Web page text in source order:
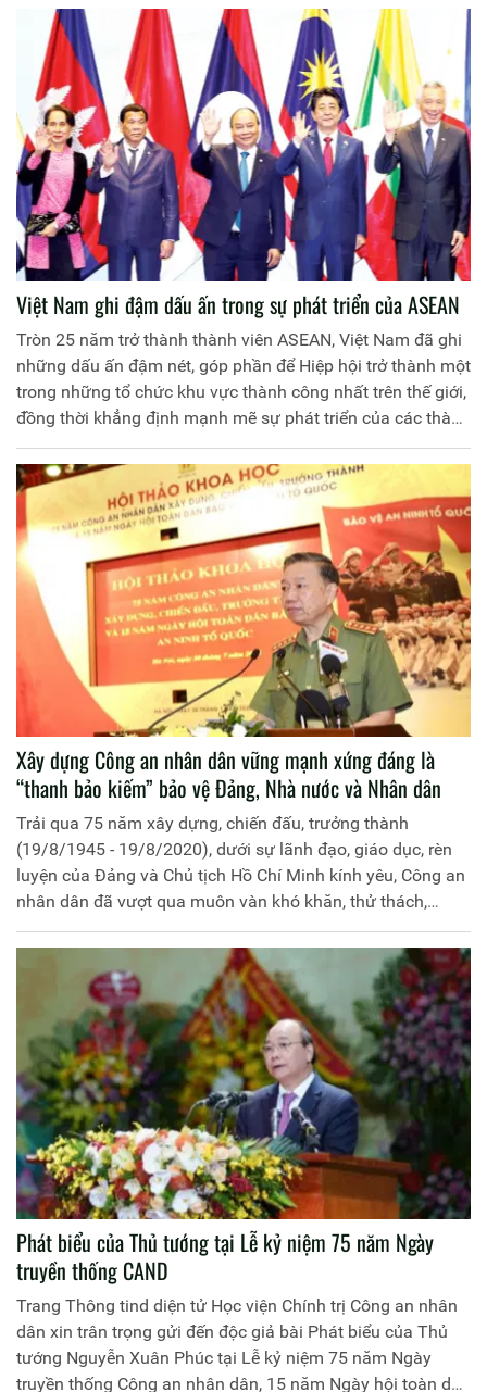
nhân dân tại Đại hội đại biểu Đảng bộ Học viện Chính trị
Công an nhân dân lần thứ II, nhiệm kỳ 2020 - 2025; Dự
thảo báo cáo chính trị của Chi bộ, xây dựng nghị quyết
lãnh đạo thực hiện nhiệm vụ; bầu ra cấp ủy nhiệm kỳ 2020
- 2025 và bầu đại biểu dự Đại hội Đảng bộ Học viện lần thứ
II, nhiệm kỳ 2020 - 2025.
Việt Nam ghi đậm dấu ấn trong sự phát triển của ASEAN
Tròn 25 năm trở thành thành viên ASEAN, Việt Nam đã ghi
những dấu ấn đậm nét, góp phần để Hiệp hội trở thành một
trong những tổ chức khu vực thành công nhất trên thế giới,
đồng thời khẳng định mạnh mẽ sự phát triển của các thành
viên, bao gồm cả Việt Nam, gắn bó mật thiết với thịnh
vượng chung của cả Hiệp hội.
Xây dựng Công an nhân dân vững mạnh xứng đáng là
“thanh bảo kiếm” bảo vệ Đảng, Nhà nước và Nhân dân
Trải qua 75 năm xây dựng, chiến đấu, trưởng thành
(19/8/1945 - 19/8/2020), dưới sự lãnh đạo, giáo dục, rèn
luyện của Đảng và Chủ tịch Hồ Chí Minh kính yêu, Công an
nhân dân đã vượt qua muôn vàn khó khăn, thử thách,
không ngừng lớn mạnh, lập nhiều chiến công, thành tích
xuất sắc, góp phần cùng toàn Đảng, toàn dân làm nên
thắng lợi vẻ vang trong sự nghiệp giải phóng dân tộc, xây
dựng và bảo vệ Tổ quốc, xứng đáng là “thanh bảo kiếm”,
“lá chắn thép” bảo vệ Đảng, Nhà nước và Nhân dân.
Phát biểu của Thủ tướng tại Lễ kỷ niệm 75 năm Ngày
truyền thống CAND
Trang Thông tind diện tử Học viện Chính trị Công an nhân
dân xin trân trọng gửi đến độc giả bài Phát biểu của Thủ
tướng Nguyễn Xuân Phúc tại Lễ kỷ niệm 75 năm Ngày
truyền thống Công an nhân dân, 15 năm Ngày hội toàn dân